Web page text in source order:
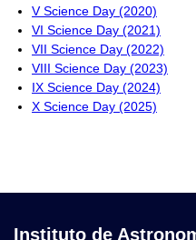
V Science Day (2020)
VI Science Day (2021)
VII Science Day (2022)
VIII Science Day (2023)
IX Science Day (2024)
X Science Day (2025)
Instituto de